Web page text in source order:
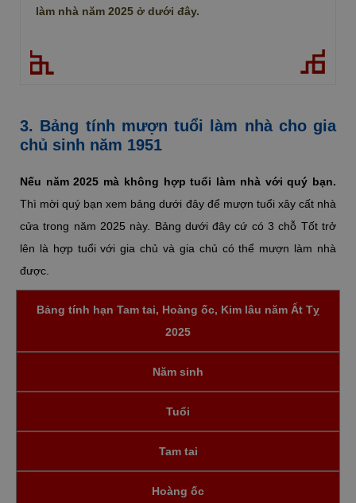
làm nhà năm 2025 ở dưới đây.
3. Bảng tính mượn tuổi làm nhà cho gia
chủ sinh năm 1951
Nếu năm 2025 mà không hợp tuổi làm nhà với quý bạn.
Thì mời quý bạn xem bảng dưới đây để mượn tuổi xây cất nhà
cửa trong năm 2025 này. Bảng dưới đây cứ có 3 chỗ Tốt trở
lên là hợp tuổi với gia chủ và gia chủ có thể mượn làm nhà
được.
Bảng tính hạn Tam tai, Hoàng ốc, Kim lâu năm Ất Tỵ
2025
Năm sinh
Tuổi
Tam tai
Hoàng ốc